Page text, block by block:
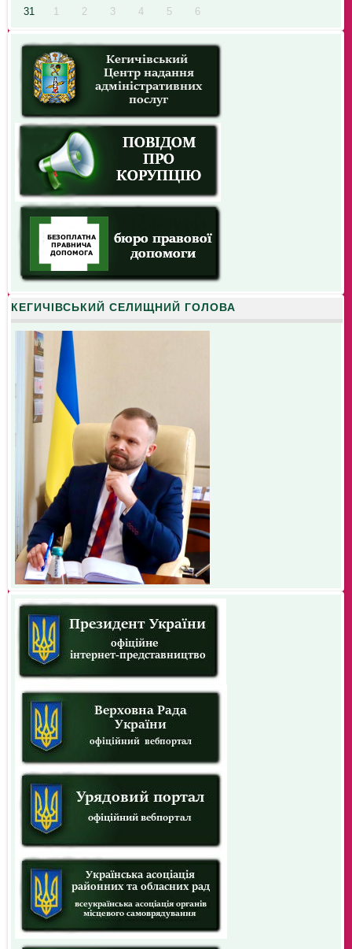
31 1 2 3 4 5 6
КЕГИЧІВСЬКИЙ СЕЛИЩНИЙ ГОЛОВА